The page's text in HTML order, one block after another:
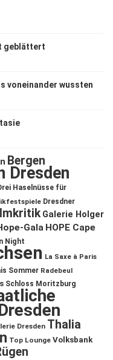
geblättert
voneinander wussten
Bergen
Dresden
Haselnüsse für
Dresdner
Galerie Holger
Gala HOPE Cape
Night
La Saxe à Paris
Sommer Radebeul
Schloss Moritzburg
Dresden Thalia
Top Lounge Volksbank